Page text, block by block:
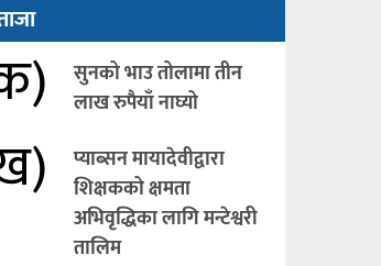
सुनको भाउ तोलामा तीन
लाख रुपैयाँ नाघ्यो
प्याब्सन मायादेवीद्वारा
शिक्षकको क्षमता
अभिवृद्धिका लागि मन्टेश्वरी
तालिम